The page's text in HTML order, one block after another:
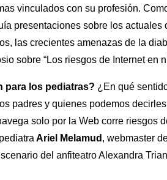
vinculados con su profesión.
presentaciones sobre los actuales
las crecientes amenazas de la
sobre “Los riesgos de Internet en
para los pediatras? ¿En qué
padres y quienes podemos
solo por la Web corre riesgos
Ariel Melamud , webmaster
del anfiteatro Alexandra